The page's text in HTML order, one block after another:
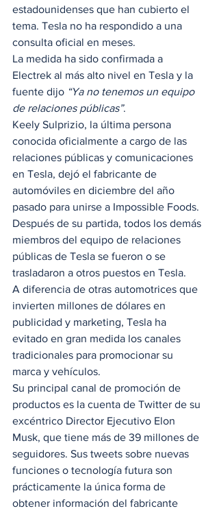
estadounidenses que han cubierto el
tema. Tesla no ha respondido a una
consulta oficial en meses.
La medida ha sido confirmada a
Electrek al más alto nivel en Tesla y la
fuente dijo “Ya no tenemos un equipo
de relaciones públicas”.
Keely Sulprizio, la última persona
conocida oficialmente a cargo de las
relaciones públicas y comunicaciones
en Tesla, dejó el fabricante de
automóviles en diciembre del año
pasado para unirse a Impossible Foods.
Después de su partida, todos los demás
miembros del equipo de relaciones
públicas de Tesla se fueron o se
trasladaron a otros puestos en Tesla.
A diferencia de otras automotrices que
invierten millones de dólares en
publicidad y marketing, Tesla ha
evitado en gran medida los canales
tradicionales para promocionar su
marca y vehículos.
Su principal canal de promoción de
productos es la cuenta de Twitter de su
excéntrico Director Ejecutivo Elon
Musk, que tiene más de 39 millones de
seguidores. Sus tweets sobre nuevas
funciones o tecnología futura son
prácticamente la única forma de
obtener información del fabricante